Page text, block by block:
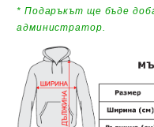
* Подаръкът ще бъде
администратор.